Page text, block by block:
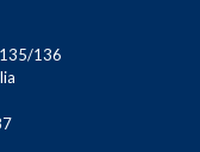
136